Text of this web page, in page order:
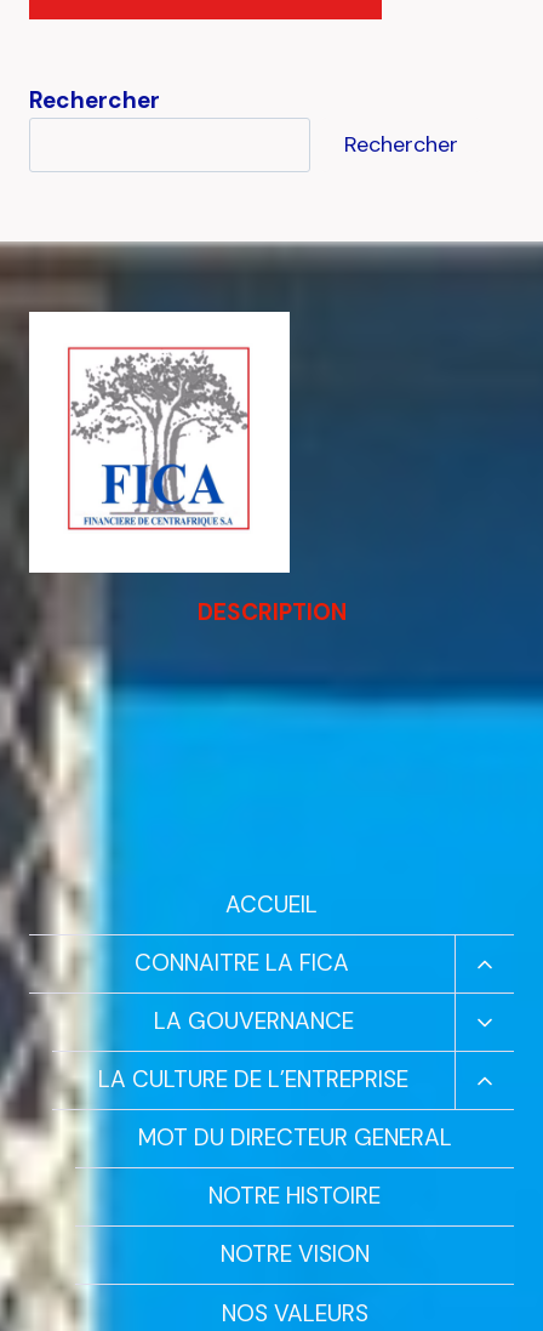
Rechercher
Rechercher
DESCRIPTION
ACCUEIL
CONNAITRE LA FICA
Le
Menu
Enfant
LA GOUVERNANCE
Le
Menu
Enfant
LA CULTURE DE L’ENTREPRISE
Le
Enfant
MOT DU DIRECTEUR GENERAL
NOTRE HISTOIRE
NOTRE VISION
NOS VALEURS